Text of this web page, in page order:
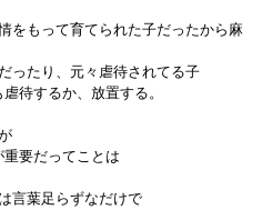
をもって育てられた子だったから麻
ったり、元々虐待されてる子
待するか、放置する。
要だってことは
言葉足らずなだけで